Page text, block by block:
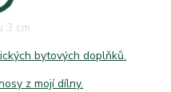
3 cm
bytových doplňků.
z mojí dílny.